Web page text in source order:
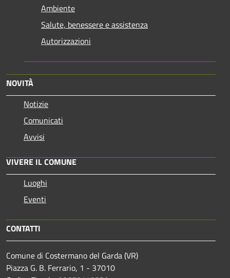
Ambiente
Salute, benessere e assistenza
Autorizzazioni
NOVITÀ
Notizie
Comunicati
Avvisi
VIVERE IL COMUNE
Luoghi
Eventi
CONTATTI
Comune di Costermano del Garda (VR)
Piazza G. B. Ferrario, 1 - 37010